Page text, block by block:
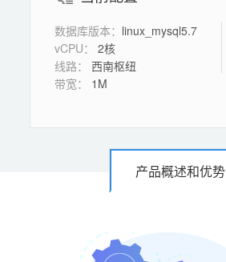
数据库版本： linux_mysql5.7
vCPU：
2核
线路：
西南枢纽
带宽：
1M
产品概述和优势